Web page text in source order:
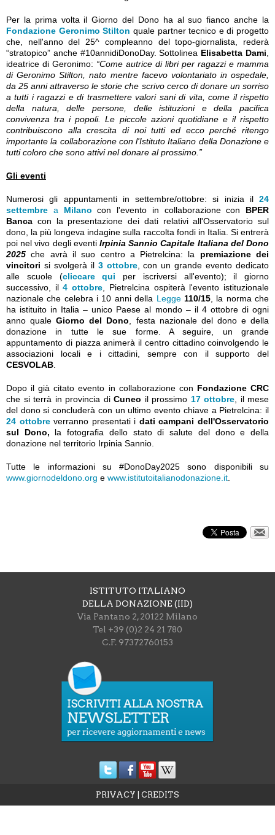
Per la prima volta il Giorno del Dono ha al suo fianco anche la
Fondazione Geronimo Stilton quale partner tecnico e di progetto
che, nell'anno del 25^ compleanno del topo-giornalista, rederà
“stratopico” anche #10annidiDonoDay. Sottolinea Elisabetta Dami
ideatrice di Geronimo: “Come autrice di libri per ragazzi e mamma
di Geronimo Stilton, nato mentre facevo volontariato in ospedale,
da 25 anni attraverso le storie che scrivo cerco di donare un sorriso
a tutti i ragazzi e di trasmettere valori sani di vita, come il rispetto
della natura, delle persone, delle istituzioni e della pacifica
convivenza tra i popoli. Le piccole azioni quotidiane e il rispetto
contribuiscono alla crescita di noi tutti ed ecco perché ritengo
importante la collaborazione con l'Istituto Italiano della Donazione e
tutti coloro che sono attivi nel donare al prossimo.”
Gli eventi
Numerosi gli appuntamenti in settembre/ottobre: si inizia il 24
settembre a Milano con l'evento in collaborazione con BPER
Banca con la presentazione dei dati relativi all'Osservatorio sul
dono, la più longeva indagine sulla raccolta fondi in Italia. Si entrerà
poi nel vivo degli eventi Irpinia Sannio Capitale Italiana del Dono
2025 che avrà il suo centro a Pietrelcina: la premiazione dei
vincitori si svolgerà il 3 ottobre, con un grande evento dedicato
alle scuole (cliccare qui per iscriversi all'evento); il giorno
successivo, il4 ottobre , Pietrelcina ospiterà l'evento istituzionale
nazionale che celebra i 10 anni della Legge110/15, la norma che
ha istituito in Italia – unico Paese al mondo – il 4 ottobre di ogni
anno qualeGiorno del Dono , festa nazionale del dono e della
donazione in tutte le sue forme. A seguire, un grande
appuntamento di piazza animerà il centro cittadino coinvolgendo le
associazioni locali e i cittadini, sempre con il supporto del
CESVOLAB
Dopo il già citato evento in collaborazione con Fondazione CRC
che si terrà in provincia di Cuneo il prossimo 17 ottobre , il mese
del dono si concluderà con un ultimo evento chiave a Pietrelcina: il
24 ottobreverranno presentati i dati campani dell'Osservatorio
sul Dono, la fotografia dello stato di salute del dono e della
donazione nel territorio Irpinia Sannio.
Tutte le informazioni su #DonoDay2025 sono disponibili su
www.giornodeldono.org e www.istitutoitalianodonazione.it
ISTITUTO ITALIANO
DELLA DONAZIONE (IID)
Via Pantano 2, 20122 Milano
Tel +39 (0)2 24 21 780
C.F. 97372760153
PRIVACY CREDITS